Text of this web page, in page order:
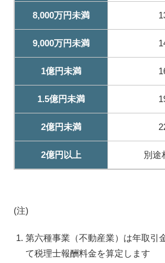
8,000万円未満
9,000万円未満
1億円未満
1.5億円未満
2億円未満
2億円以上 別途
(注)
第六種事業（不動産業）は年取引
て税理士報酬料金を算定します